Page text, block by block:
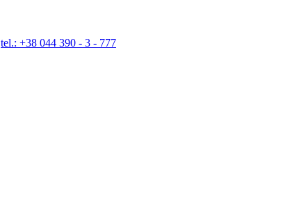
tel.: +38 044 390 - 3 - 777